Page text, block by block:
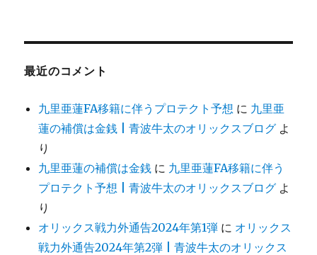
最近のコメント
九里亜蓮FA移籍に伴うプロテクト予想 に 九里亜
蓮の補償は金銭 | 青波牛太のオリックスブログ よ
り
九里亜蓮の補償は金銭 に 九里亜蓮FA移籍に伴う
プロテクト予想 | 青波牛太のオリックスブログ よ
り
オリックス戦力外通告2024年第1弾 に オリックス
戦力外通告2024年第2弾 | 青波牛太のオリックス